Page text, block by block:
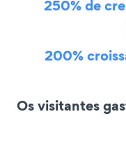
250% de
200%
Os visitantes